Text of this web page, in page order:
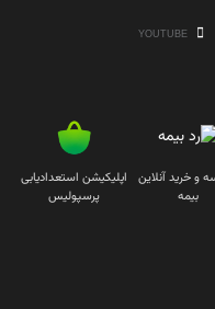
و خرید آنلاین
بیمه
اپلیکیشن استعدادیابی
پرسپولیس